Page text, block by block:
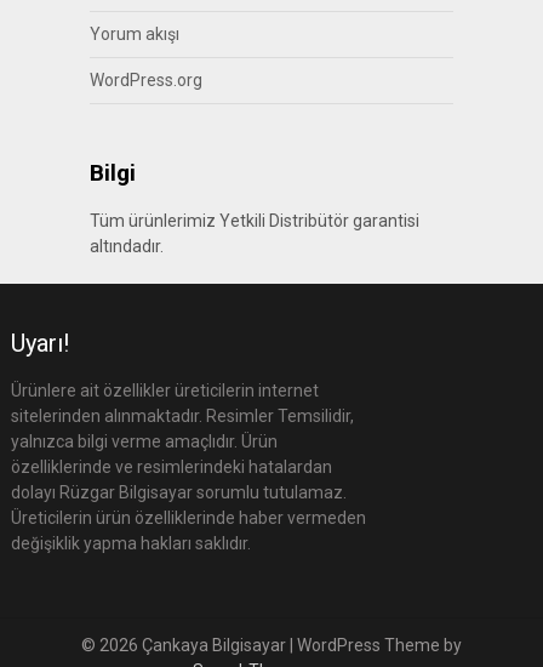
Yorum akışı
WordPress.org
Bilgi
Tüm ürünlerimiz Yetkili Distribütör garantisi
altındadır.
Uyarı!
Ürünlere ait özellikler üreticilerin internet
sitelerinden alınmaktadır. Resimler Temsilidir,
yalnızca bilgi verme amaçlıdır. Ürün
özelliklerinde ve resimlerindeki hatalardan
dolayı Rüzgar Bilgisayar sorumlu tutulamaz.
Üreticilerin ürün özelliklerinde haber vermeden
değişiklik yapma hakları saklıdır.
© 2026 Çankaya Bilgisayar | WordPress Theme by